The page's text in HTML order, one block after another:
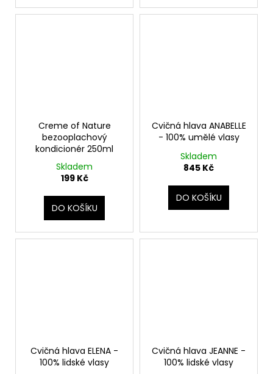
Creme of Nature
bezooplachový
kondicionér 250ml
Skladem
199 Kč
DO KOŠÍKU
Cvičná hlava ANABELLE
- 100% umělé vlasy
Skladem
845 Kč
DO KOŠÍKU
Cvičná hlava ELENA -
100% lidské vlasy
Cvičná hlava JEANNE -
100% lidské vlasy